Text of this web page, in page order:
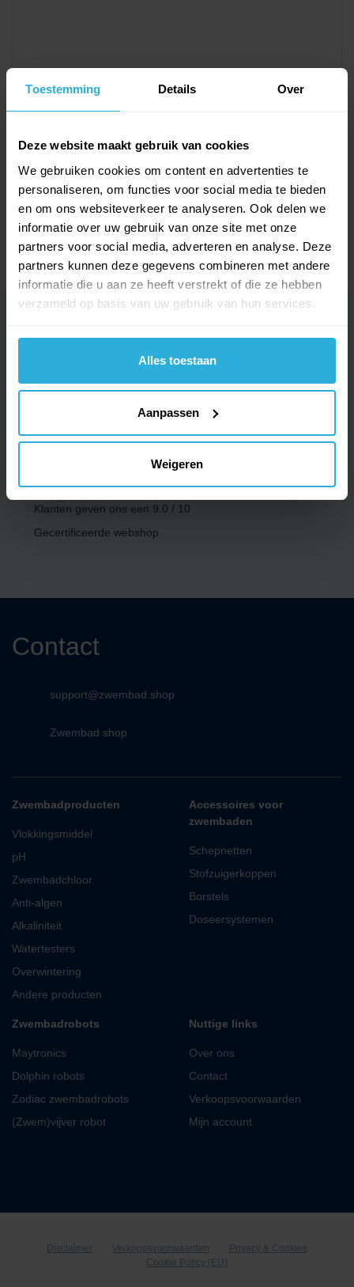
Toestemming Details Over
Deze website maakt gebruik van cookies
We gebruiken cookies om content en advertenties te
personaliseren, om functies voor social media te bieden
en om ons websiteverkeer te analyseren. Ook delen we
informatie over uw gebruik van onze site met onze
partners voor social media, adverteren en analyse. Deze
partners kunnen deze gegevens combineren met andere
informatie die u aan ze heeft verstrekt of die ze hebben
verzameld op basis van uw gebruik van hun services.
Alles toestaan
Aanpassen
Weigeren
€27,95
Bekijk product
Uw feedback is essentieel om onze diensten
1788 Onafhankelijke beoordelingen
Klanten geven ons een 9.0 / 10
Gecertificeerde webshop
Contact
support@zwembad.shop
Zwembad shop
Zwembadproducten
Vlokkingsmiddel
pH
Zwembadchloor
Anti-algen
Alkaliniteit
Watertesters
Overwintering
Andere producten
Accessoires voor
zwembaden
Schepnetten
Stofzuigerkoppen
Borstels
Doseersystemen
Zwembadrobots
Maytronics
Dolphin robots
Zodiac zwembadrobots
(Zwem)vijver robot
Nuttige links
Over ons
Contact
Verkoopsvoorwaarden
Mijn account
Disclaimer Verkoopsvoorwaarden
Privacy & Cookies
Cookie Policy (EU)